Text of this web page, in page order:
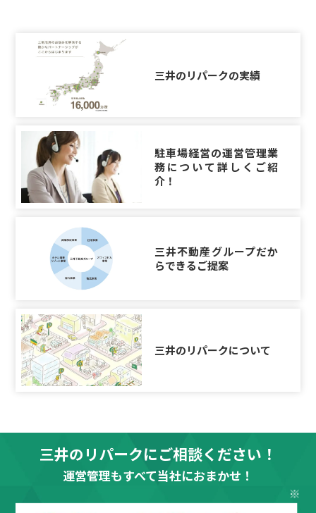
三井のリパークの実績
駐車場経営の運営管理業
務について詳しくご紹
介！
三井不動産グループだか
らできるご提案
三井のリパークについて
三井のリパークにご相談ください！
運営管理もすべて当社におまかせ！